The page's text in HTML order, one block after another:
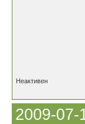
Неактивен
2009-07-